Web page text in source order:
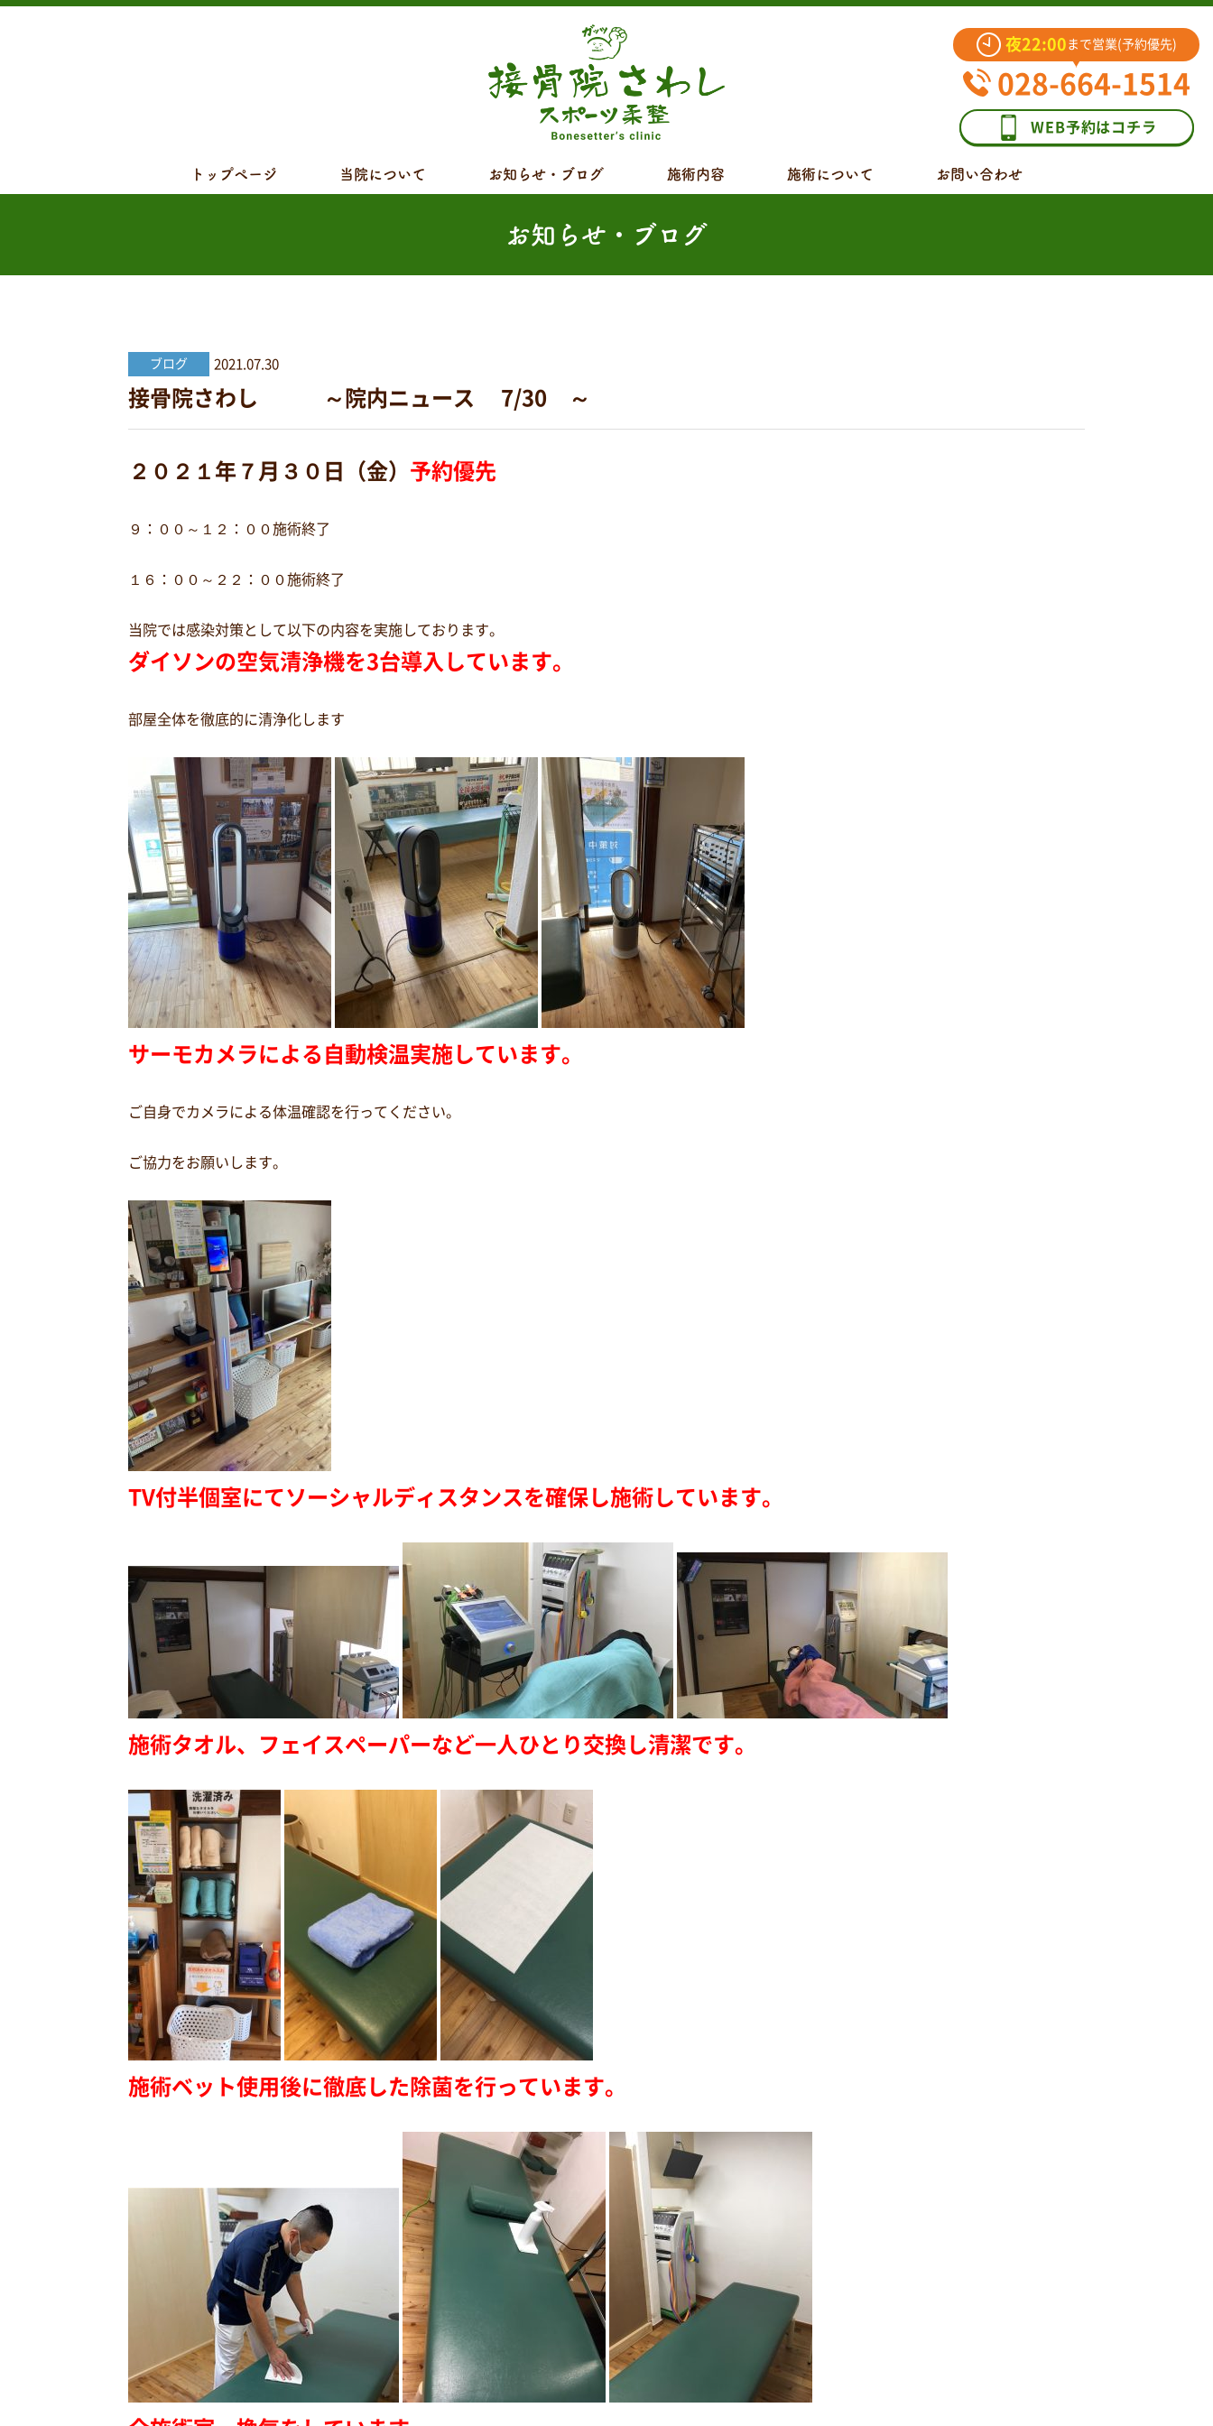
夜22:00 まで営業(予約優先)
028-664-1514
WEB予約はコチラ
トップページ 当院について お知らせ・ブログ 施術内容 施術について お問い合わせ
お知らせ・ブログ
ブログ 2021.07.30
接骨院さわし ～院内ニュース 7/30 ～
２０２１年７月３０日（金） 予約優先
９：００～１２：００施術終了
１６：００～２２：００施術終了
当院では感染対策として以下の内容を実施しております。
ダイソンの空気清浄機を3台導入しています。
部屋全体を徹底的に清浄化します
サーモカメラによる自動検温実施しています。
ご自身でカメラによる体温確認を行ってください。
ご協力をお願いします。
TV付半個室にてソーシャルディスタンスを確保し施術しています。
施術タオル、フェイスペーパーなど一人ひとり交換し清潔です。
施術ベット使用後に徹底した除菌を行っています。